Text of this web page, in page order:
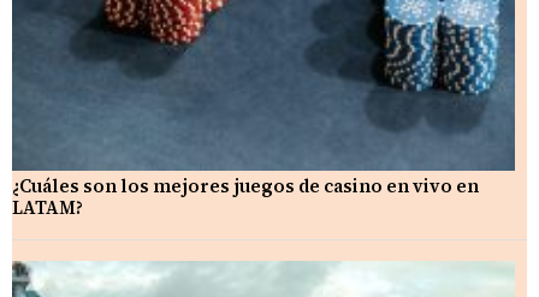
¿Cuáles son los mejores juegos de casino en vivo en
LATAM?